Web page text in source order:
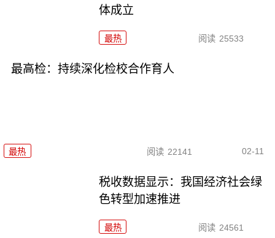
体成立
最热 阅读 25533
最高检：持续深化检校合作育人
最热 阅读 22141 02-11
税收数据显示：我国经济社会绿
色转型加速推进
最热 阅读 24561